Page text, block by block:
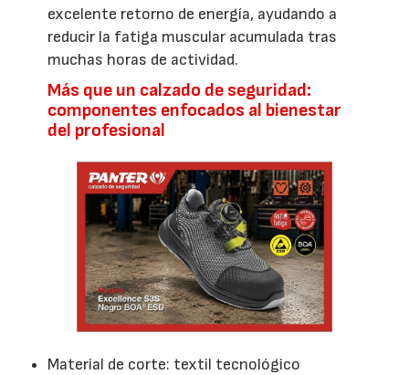
excelente retorno de energía, ayudando a
reducir la fatiga muscular acumulada tras
muchas horas de actividad.
Más que un calzado de seguridad:
componentes enfocados al bienestar
del profesional
Material de corte: textil tecnológico